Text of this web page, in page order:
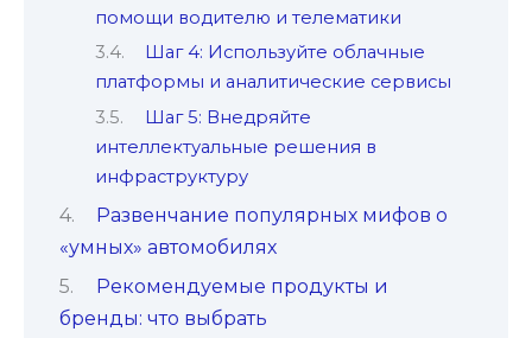
помощи водителю и телематики
Шаг 4: Используйте облачные
платформы и аналитические сервисы
Шаг 5: Внедряйте
интеллектуальные решения в
инфраструктуру
Развенчание популярных мифов о
«умных» автомобилях
Рекомендуемые продукты и
бренды: что выбрать